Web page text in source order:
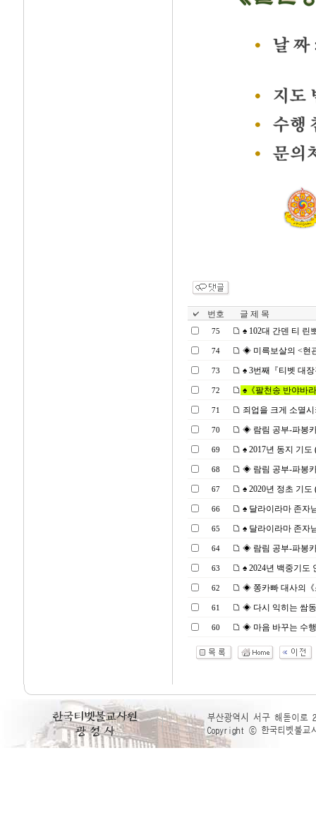
번호 글 제 목
75 ♠ 102대 간덴 티 린
74 ◈ 미륵보살의 <현
73 ♠ 3번째『티벳 대
72 ♠《팔천송 반야바
71 죄업을 크게 소멸
70 ◈ 람림 공부-파봉
69 ♠ 2017년 동지 기도
68 ◈ 람림 공부-파봉
67 ♠ 2020년 정초 기도
66 ♠ 달라이라마 존자
65 ♠ 달라이라마 존자
64 ◈ 람림 공부-파봉
63 ♠ 2024년 백중기도
62 ◈ 쫑카빠 대사의《
61 ◈ 다시 익히는 쌈
60 ◈ 마음 바꾸는 수행